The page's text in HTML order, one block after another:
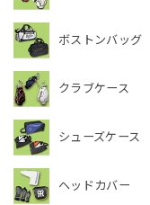
ボストンバッグ
クラブケース
シューズケース
ヘッドカバー